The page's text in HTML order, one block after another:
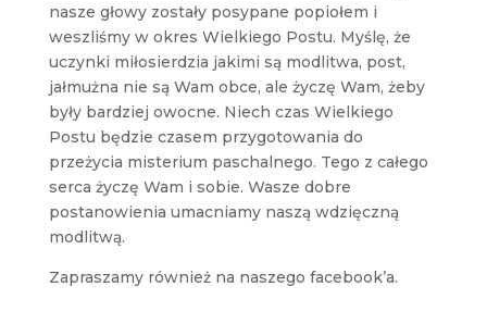
nasze głowy zostały posypane popiołem i
weszliśmy w okres Wielkiego Postu. Myślę, że
uczynki miłosierdzia jakimi są modlitwa, post,
jałmużna nie są Wam obce, ale życzę Wam, żeby
były bardziej owocne. Niech czas Wielkiego
Postu będzie czasem przygotowania do
przeżycia misterium paschalnego. Tego z całego
serca życzę Wam i sobie. Wasze dobre
postanowienia umacniamy naszą wdzięczną
modlitwą.
Zapraszamy również na naszego facebook’a.